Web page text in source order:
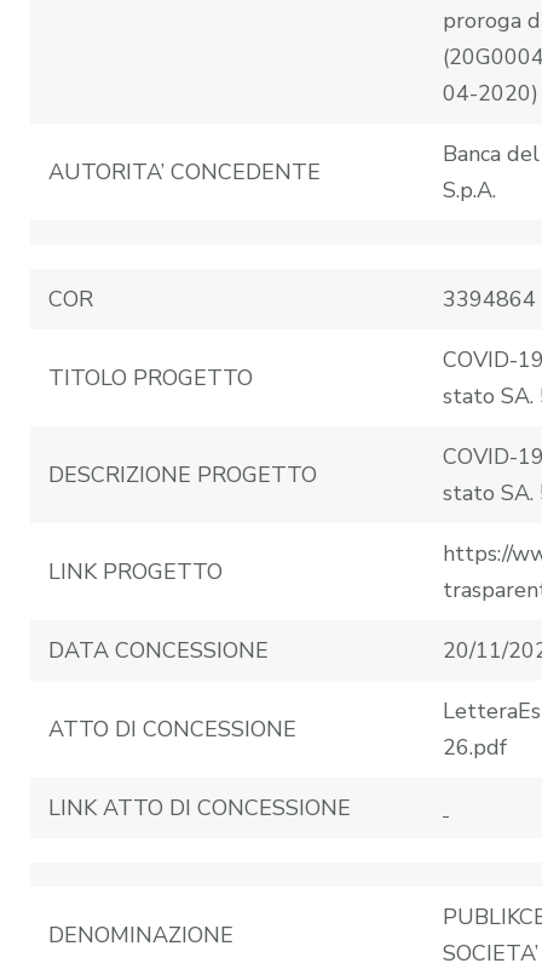
proroga
04-2020)
AUTORITA’ CONCEDENTE
Banca
S.p.A.
COR 3394864
TITOLO PROGETTO
COVID-
stato
DESCRIZIONE PROGETTO
COVID-
stato SA.
LINK PROGETTO
https://
DATA CONCESSIONE 20/11/
ATTO DI CONCESSIONE
26.pdf
LINK ATTO DI CONCESSIONE
DENOMINAZIONE